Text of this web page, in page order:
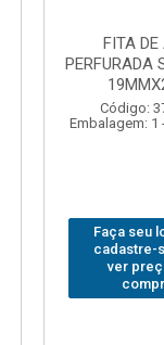
FITA DE
PERFURADA
Código:
Embalagem: 1
Faça seu
cadastre-
ver